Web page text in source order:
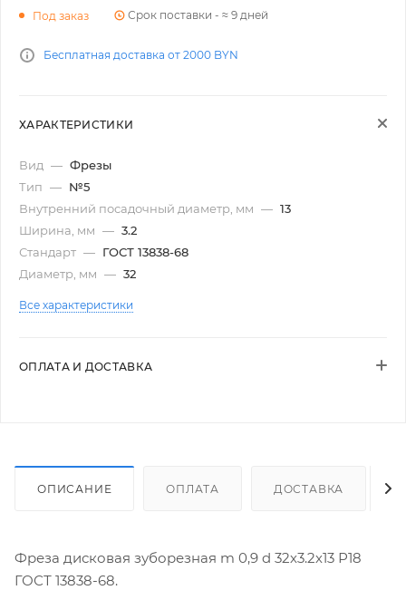
Под заказ Срок поставки - ≈ 9 дней
Бесплатная доставка от 2000 BYN
ХАРАКТЕРИСТИКИ
Вид — Фрезы
Тип — №5
Внутренний посадочный диаметр, мм — 13
Ширина, мм — 3.2
Стандарт — ГОСТ 13838-68
Диаметр, мм — 32
Все характеристики
ОПЛАТА И ДОСТАВКА
ОПИСАНИЕ ОПЛАТА ДОСТАВКА
Фреза дисковая зуборезная m 0,9 d 32х3.2х13 Р18
ГОСТ 13838-68.